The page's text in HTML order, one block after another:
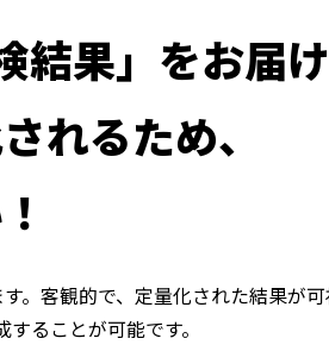
結果」をお届け
れるため、
。客観的で、定量化された結果が
ることが可能です。